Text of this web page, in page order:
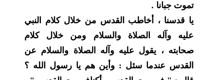
تموت جبانا .
يا قدسنا ، أخاطب القدس من خلال كلام النبي
عليه وآله الصلاة والسلام ومن خلال كلام
صحابته ، يقول عليه وآله الصلاة والسلام عن
القدس عندما سئل : وأين هم يا رسول الله ؟